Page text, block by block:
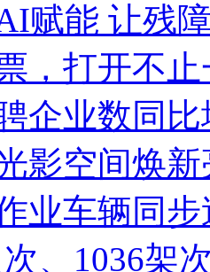
赋能 让残
，打开不
企业数同比
影空间焕
业车辆同
、1036架